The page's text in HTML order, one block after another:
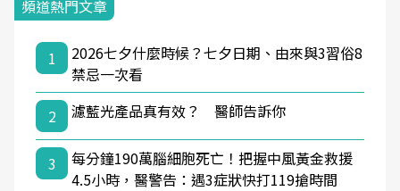
頻道熱門文章
1
2026七夕什麼時候？七夕日期、由來與3習俗8
禁忌一次看
2
濾藍光產品真有效？ 醫師告訴你
3
每分鐘190萬腦細胞死亡！把握中風黃金救援
4.5小時，醫警告：遇3症狀快打119搶時間